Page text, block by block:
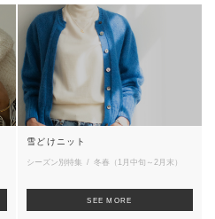
雪どけニット
シーズン別特集 冬春（1月中旬～2月末）
SEE MORE